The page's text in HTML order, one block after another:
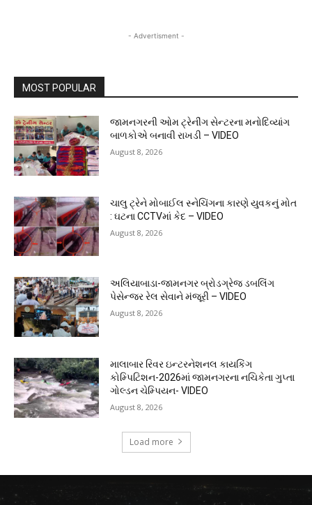
- Advertisment -
MOST POPULAR
જામનગરની ઓમ ટ્રેનીંગ સેન્ટરના મનોદિવ્યાંગ
બાળકોએ બનાવી રાખડી – VIDEO
August 8, 2026
ચાલુ ટ્રેને મોબાઈલ સ્નેચિંગના કારણે યુવકનું મોત
: ઘટના CCTVમાં કેદ – VIDEO
August 8, 2026
અલિયાબાડા-જામનગર બ્રોડગ્રેજ ડબલિંગ
પેસેન્જર રેલ સેવાને મંજૂરી – VIDEO
August 8, 2026
માલાબાર રિવર ઇન્ટરનેશનલ કાયકિંગ
કોમ્પિટિશન-2026માં જામનગરના નચિકેતા ગુપ્તા
ગોલ્ડન ચેમ્પિયન- VIDEO
August 8, 2026
Load more